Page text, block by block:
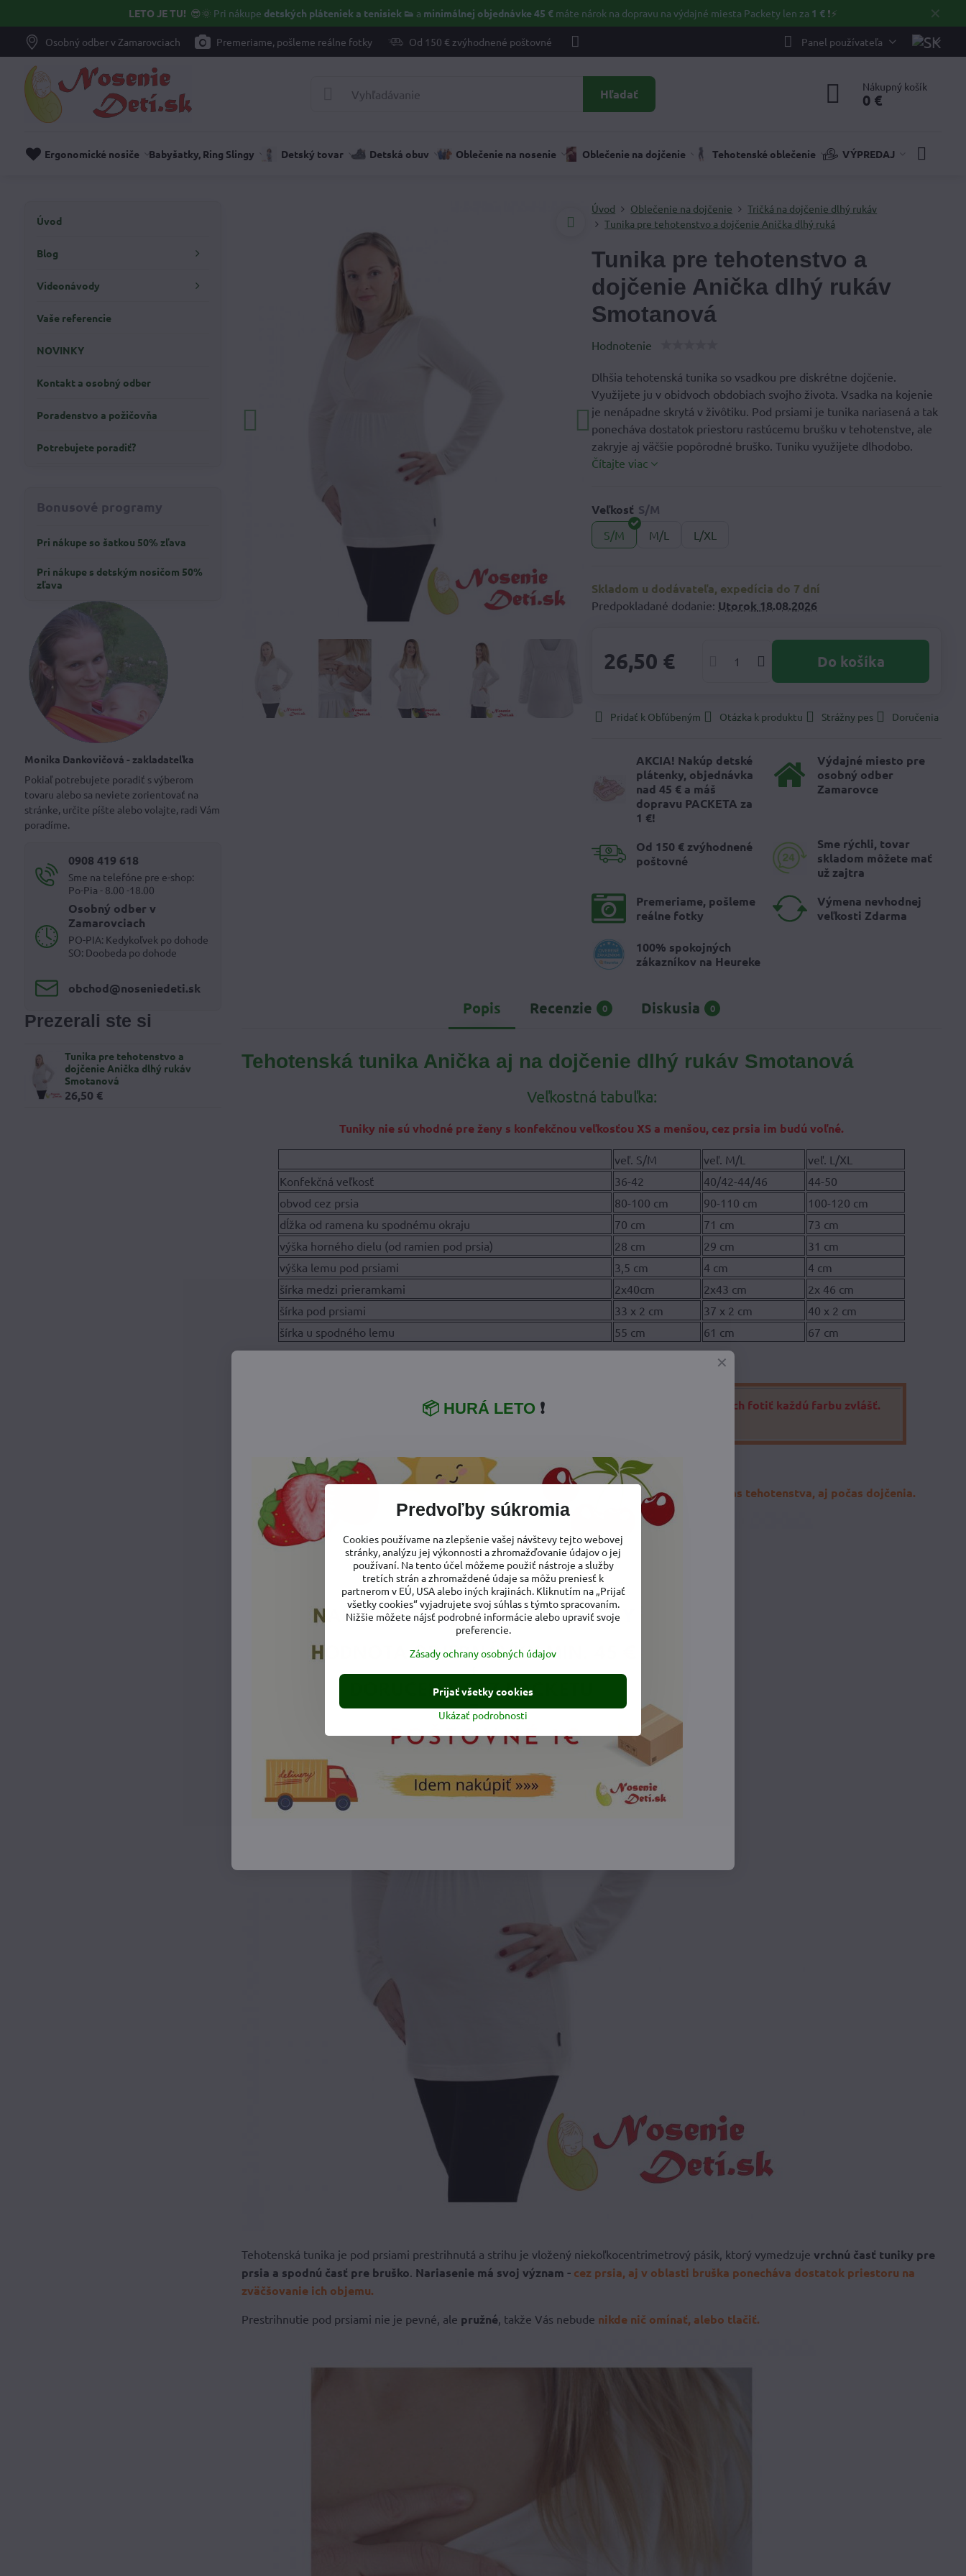
✕
LETO JE TU! 😎🌞 Pri nákupe detských pláteniek a tenisiek 👟 a minimálnej objednávke 45 €máte nárok na dopravu na výdajné miesta Packety len za 1 €❗⚡️
Osobný odber v Zamarovciach Premeriame, pošleme reálne fotky Od 150 € zvýhodnené poštovné Panel používateľa
Hľadať Nákupný košík
0 €
Ergonomické nosiče Babyšatky, Ring Slingy Detský tovar Detská obuv Oblečenie na nosenie Oblečenie na dojčenie Tehotenské oblečenie VÝPREDAJ
Úvod Oblečenie na dojčenie
Tričká na dojčenie dlhý rukáv
Tunika pre tehotenstvo a dojčenie Anička dlhý ruká
Tunika pre tehotenstvo a
dojčenie Anička dlhý rukáv
Smotanová
Hodnotenie
Dlhšia tehotenská tunika so vsadkou pre diskrétne dojčenie.
Využijete ju v obidvoch obdobiach svojho života. Vsadka na kojenie
je nenápadne skrytá v živôtiku. Pod prsiami je tunika nariasená a tak
ponecháva dostatok priestoru rastúcemu brušku v tehotenstve, ale
zakryje aj väčšie popôrodné bruško. Tuniku využijete dlhodobo.
Čítajte viac
Veľkosť
S/M M/L L/XL
Skladom u dodávateľa, expedícia do 7 dní
Predpokladané dodanie: Utorok 18.08.2026
26,50 € Do košíka
Pridať k Obľúbeným Otázka k produktu Strážny pes Doručenia
AKCIA! Nakúp detské
plátenky, objednávka
nad 45 € a máš
dopravu PACKETA za
1 €!
Výdajné miesto pre
osobný odber
Zamarovce
Od 150 € zvýhodnené
poštovné
Sme rýchli, tovar
skladom môžete mať
už zajtra
Premeriame, pošleme
reálne fotky
Výmena nevhodnej
veľkosti Zdarma
100% spokojných
zákazníkov na Heureke
Popis Recenzie 0 Diskusia 0
Tehotenská tunika Anička aj na dojčenie dlhý rukáv Smotanová
Veľkostná tabuľka:
Tuniky nie sú vhodné pre ženy s konfekčnou veľkosťou XS a menšou, cez prsia im budú voľné.
veľ. S/M veľ. M/L
veľ. L/XL
Konfekčná veľkosť
36-42 40/42-44/46
44-50
obvod cez prsia
80-100 cm 90-110 cm
100-120 cm
dĺžka od ramena ku spodnému okraju
70 cm 71 cm
73 cm
výška horného dielu (od ramien pod prsia)
28 cm 29 cm
31 cm
výška lemu pod prsiami
3,5 cm 4 cm
4 cm
šírka medzi prieramkami
2x40cm 2x43 cm
2x 46 cm
šírka pod prsiami
33 x 2 cm 37 x 2 cm
40 x 2 cm
šírka u spodného lemu
55 cm 61 cm 67 cm
Na fotkách v popise je vyfotená tunika v smotanovej farbe. Nie je v našich silách fotiť každú farbu zvlášť.
Táto tehotenská tunika je parádny kúsok oblečenia, ktorý využijete mnoho mesiacov, počas tehotenstva, aj počas dojčenia.
Tehotenská tunika je pod prsiami prestrihnutá a strihu je vložený niekoľkocentrimetrový pásik, ktorý vymedzujevrchnú časť tuniky pre
prsia a spodnú časť pre bruško. Nariasenie má svoj význam - cez prsia, aj v oblasti bruška ponecháva dostatok priestoru na
zväčšovanie ich objemu.
Prestrihnutie pod prsiami nie je pevné, ale pružné, takže Vás nebude nikde nič omínať, alebo tlačiť.
Úvod
Blog
Videonávody
Vaše referencie
NOVINKY
Kontakt a osobný odber
Poradenstvo a požičovňa
Potrebujete poradiť?
Bonusové programy
Pri nákupe so šatkou 50% zľava
Pri nákupe s detským nosičom 50%
zľava
Monika Dankovičová - zakladateľka
Pokiaľ potrebujete poradiť s výberom
tovaru alebo sa neviete zorientovať na
stránke, určite píšte alebo volajte, radi Vám
poradíme.
0908 419 618
Sme na telefóne pre e-shop:
Po-Pia - 8.00 -18.00
Osobný odber v
Zamarovciach
PO-PIA: Kedykoľvek po dohode
SO: Doobeda po dohode
obchod​@noseniedeti​.sk
Prezerali ste si
Tunika pre tehotenstvo a
dojčenie Anička dlhý rukáv
Smotanová
26,50 €
Predvoľby súkromia
Cookies používame na zlepšenie vašej návštevy tejto webovej
stránky, analýzu jej výkonnosti a zhromažďovanie údajov o jej
používaní. Na tento účel môžeme použiť nástroje a služby
tretích strán a zhromaždené údaje sa môžu preniesť k
partnerom v EÚ, USA alebo iných krajinách. Kliknutím na „Prijať
všetky cookies“ vyjadrujete svoj súhlas s týmto spracovaním.
Nižšie môžete nájsť podrobné informácie alebo upraviť svoje
preferencie.
Zásady ochrany osobných údajov
Ukázať podrobnosti
Prijať všetky cookies
📦 HURÁ LETO ❗